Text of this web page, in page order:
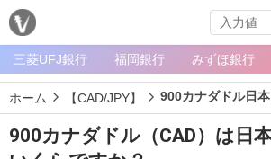
メ
ニ
ュ
ー
三菱UFJ銀行 福岡銀行 みずほ銀行
ホーム 【CAD/JPY】
900カナダドル（CAD）は日